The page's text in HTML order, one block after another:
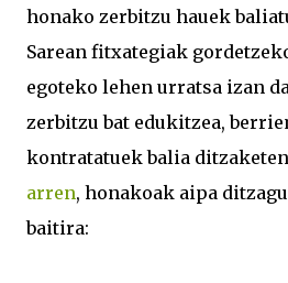
honako zerbitzu hauek
Sarean fitxategiak
egoteko lehen urratsa izan
zerbitzu bat edukitzea,
kontratatuek balia
arren, honakoak aipa
baitira: